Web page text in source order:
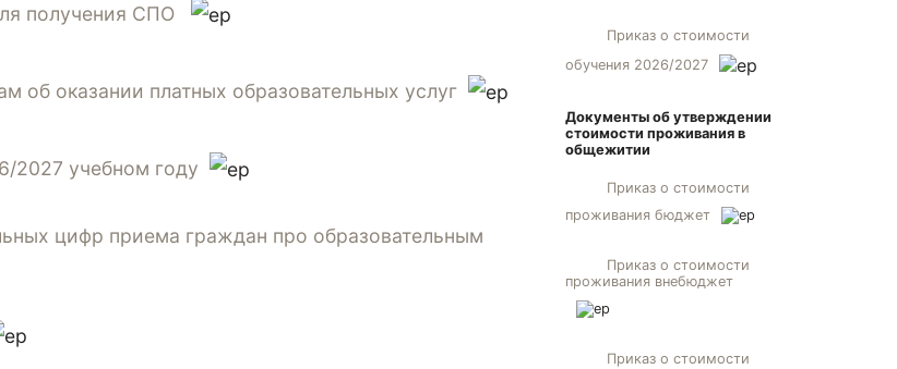
получения СПО
об оказании платных образовательных услуг
2027 учебном году
цифр приема граждан про образовательным
Приказ о стоимости
обучения 2026/2027
Документы об утверждении
стоимости проживания в
общежитии
Приказ о стоимости
проживания бюджет
Приказ о стоимости
проживания внебюджет
Приказ о стоимости